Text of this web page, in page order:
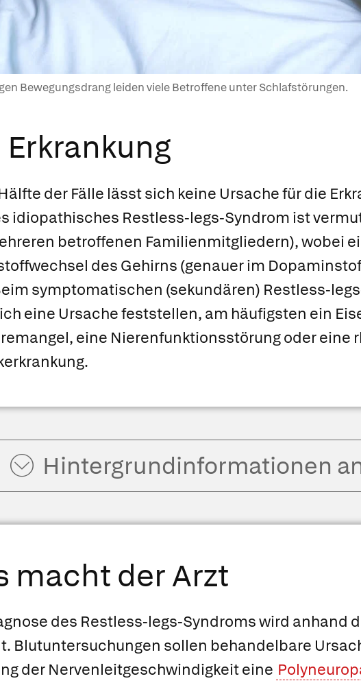
Bewegungsdrang leiden viele Betroffene unter Schlafstörungen.
Erkrankung
der Fälle lässt sich keine Ursache für die
idiopathisches Restless-legs-Syndrom ist
betroffenen Familienmitgliedern), wobei
des Gehirns (genauer im
symptomatischen (sekundären) Restless-
eine Ursache feststellen, am häufigsten ein
eine Nierenfunktionsstörung oder eine
Hintergrund­informationen
macht der Arzt
des Restless-legs-Syndroms wird anhand
Blutuntersuchungen sollen behandelbare
der Nervenleitgeschwindigkeit eine